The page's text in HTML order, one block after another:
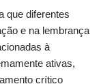
que diferentes
e na lembrança
à
ativas,
crítico